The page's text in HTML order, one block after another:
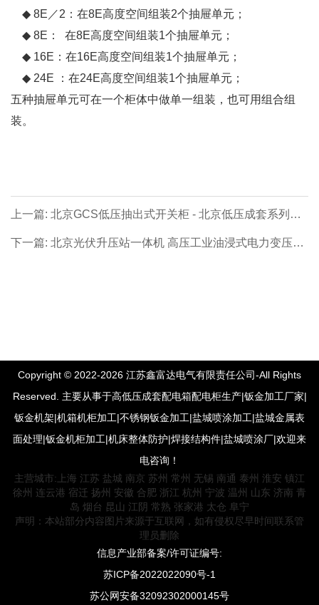
◆ 8E／2：在8E高度空间组装2个抽屉单元；
◆ 8E： 在8E高度空间组装1个抽屉单元；
◆ 16E：在16E高度空间组装1个抽屉单元；
◆ 24E ：在24E高度空间组装1个抽屉单元；
五种抽屉单元可在一个柜体中做单一组装，也可用组合组
装。
上一篇: 北京GCS低压抽出式开关柜 - 北京低压成套系列
【价格 厂家 公司】- 北京专业生产制造商！
下一篇: 北京光伏升压站一体机 高压工业油浸式电力变压器
Copyright © 2022-2026 江苏鑫富达电气有限责任公司-All Rights
Reserved. 主要从事于高低压成套配电箱配电柜生产|钣金加工厂家|
钣金机架|机箱机柜加工|不锈钢钣金加工|盐城喷涂加工|盐城金属表
面处理|钣金机柜加工|机床整体防护|焊接结构件|盐城喷涂厂|欢迎来
电咨询！
主营城市: 上海 江苏 盐城 南京 苏州 常州 无锡 南通 泰州 淮安 镇江
徐州 连云港 宿迁 扬州 安徽 合肥 浙江 杭州 宁波 温州 山东 济南 青
岛 烟台 昆山 江阴 常熟 张家港 太仓 阜宁
声明：本站部分内容图片来源于互联网，如有侵权尽早时间联系管
理员删除
信息产业部备案/许可证编号:
苏ICP备2022022090号-1
苏公网安备32092302000145号